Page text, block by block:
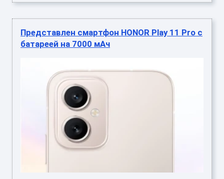
Представлен смартфон HONOR Play 11 Pro с
батареей на 7000 мАч